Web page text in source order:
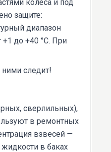
колеса и под
защите:
диапазон
до +40 °C. При
ними следит!
сверлильных),
в ремонтных
взвесей —
жидкости в баках